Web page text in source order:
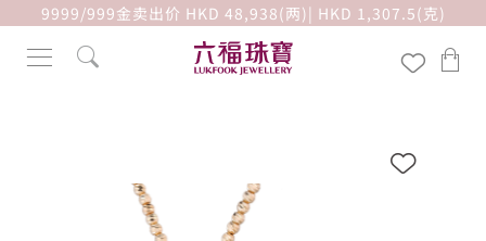
9999/999金卖出价 HKD 48,938(两)| HKD 1,307.5(克)